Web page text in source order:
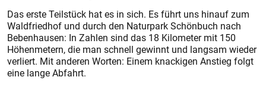
Das erste Teilstück hat es in sich. Es führt uns hinauf zum
Waldfriedhof und durch den Naturpark Schönbuch nach
Bebenhausen: In Zahlen sind das 18 Kilometer mit 150
Höhenmetern, die man schnell gewinnt und langsam wieder
verliert. Mit anderen Worten: Einem knackigen Anstieg folgt
eine lange Abfahrt.